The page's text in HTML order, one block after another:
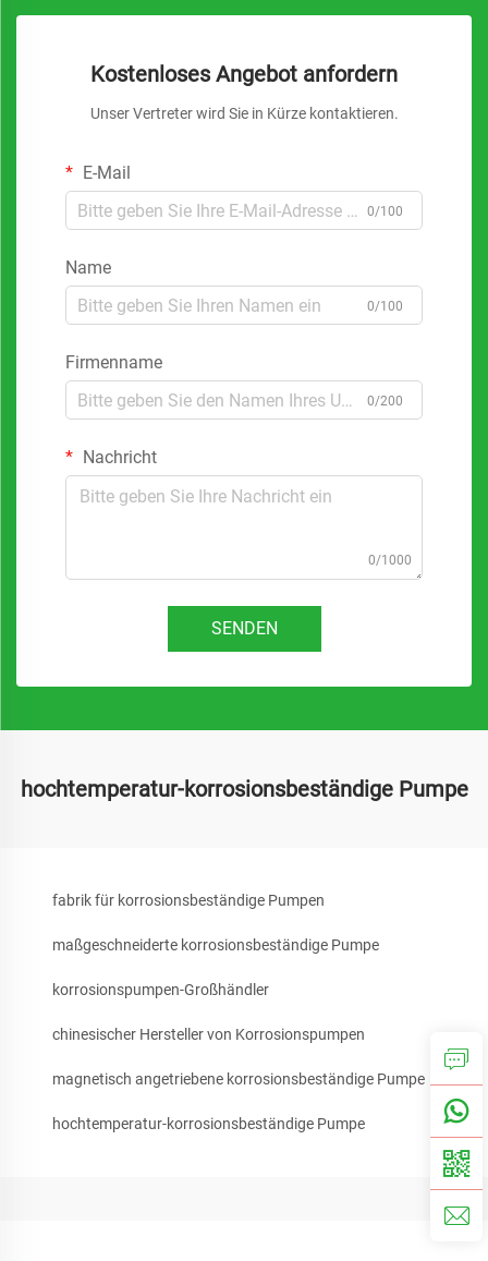
Kostenloses Angebot anfordern
Unser Vertreter wird Sie in Kürze kontaktieren.
E-Mail
0/100
Name
0/100
Firmenname
0/200
Nachricht
0/1000
SENDEN
hochtemperatur-korrosionsbeständige Pumpe
fabrik für korrosionsbeständige Pumpen
maßgeschneiderte korrosionsbeständige Pumpe
korrosionspumpen-Großhändler
chinesischer Hersteller von Korrosionspumpen
magnetisch angetriebene korrosionsbeständige Pumpe
hochtemperatur-korrosionsbeständige Pumpe